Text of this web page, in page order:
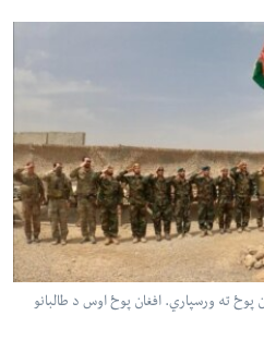
پوځ ته ورسپاري. افغان پوځ اوس د طالبانو